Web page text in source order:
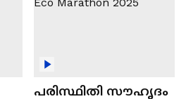
പരിസ്ഥിതി സൗഹൃദം